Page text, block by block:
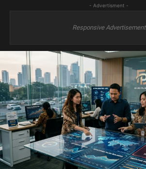
- Advertisment -
Responsive Advertisement